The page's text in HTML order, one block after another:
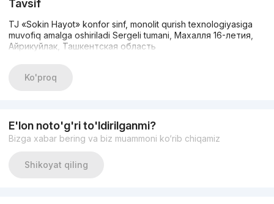
Tavsif
TJ «Sokin Hayot» konfor sinf, monolit qurish texnologiyasiga
muvofiq amalga oshiriladi Sergeli tumani, Махалля 16-летия,
Айрикуйлак, Ташкентская область
Ko'proq
E'lon noto'g'ri to'ldirilganmi?
Bizga xabar bering va biz muammoni ko‘rib chiqamiz
Shikoyat qiling